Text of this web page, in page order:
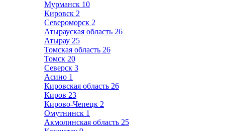
Мурманск 10
Кировск 2
Североморск 2
Атырауская область 26
Атырау 25
Томская область 26
Томск 20
Северск 3
Асино 1
Кировская область 26
Киров 23
Кирово-Чепецк 2
Омутнинск 1
Акмолинская область 25